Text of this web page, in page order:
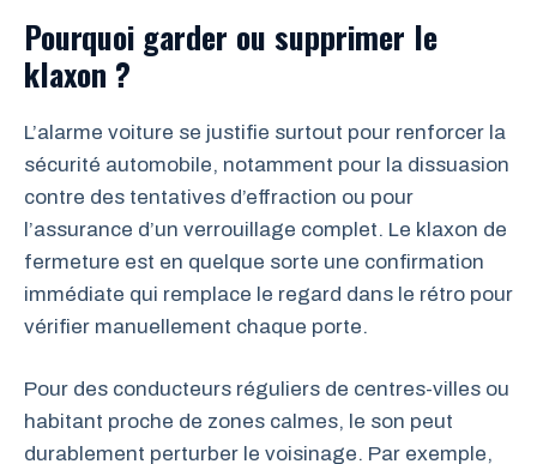
Pourquoi garder ou supprimer le
klaxon ?
L’alarme voiture se justifie surtout pour renforcer la
sécurité automobile, notamment pour la dissuasion
contre des tentatives d’effraction ou pour
l’assurance d’un verrouillage complet. Le klaxon de
fermeture est en quelque sorte une confirmation
immédiate qui remplace le regard dans le rétro pour
vérifier manuellement chaque porte.
Pour des conducteurs réguliers de centres-villes ou
habitant proche de zones calmes, le son peut
durablement perturber le voisinage. Par exemple,